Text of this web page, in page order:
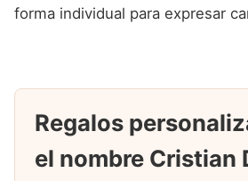
forma individual para expresar
Regalos
el nombre Cristian